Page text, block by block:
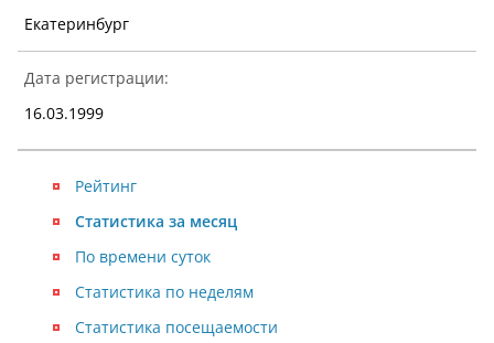
Екатеринбург
Дата регистрации:
16.03.1999
Рейтинг
Статистика посещаемости
Статистика за месяц
По времени суток
Статистика по неделям